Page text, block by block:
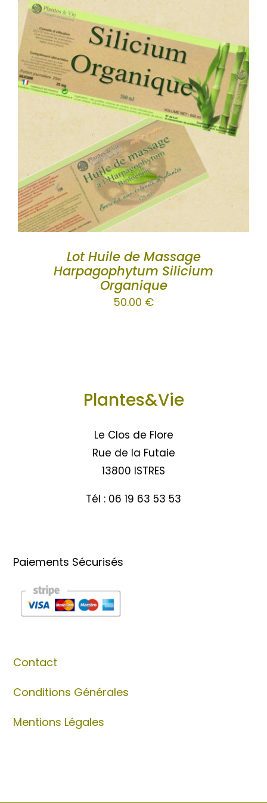
WooCommerce Mon Compte
Lot Huile de Massage
Harpagophytum Silicium
Organique
50.00 €
Plantes&Vie
Le Clos de Flore
Rue de la Futaie
13800 ISTRES
Tél : 06 19 63 53 53
Paiements Sécurisés
Contact
Conditions Générales
Mentions Légales